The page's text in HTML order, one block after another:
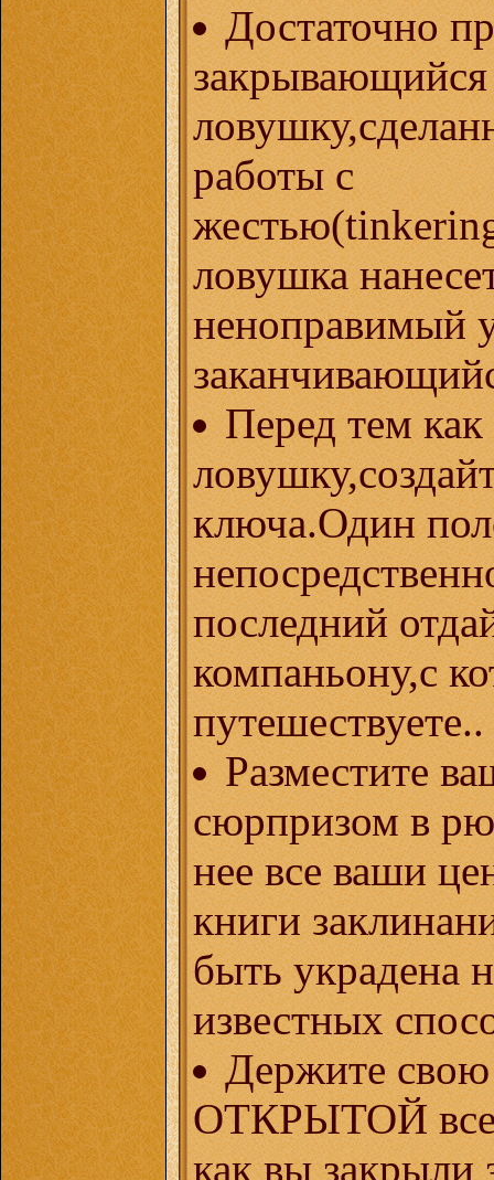
Достаточно
работы с
ловушка
неноправимый
Перед тем
ключа.Один
последний
компаньону,с
путешествуете..
Разместите
сюрпризом в
нее все ваши
книги
быть украдена
известных
Держите
ОТКРЫТОЙ
как вы закрыли